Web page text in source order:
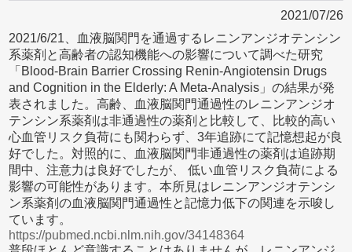
2021/07/26
2021/6/21、血液脳関門を通過するレニンアンジオテンシン
系薬剤と高齢者の認知機能への影響について調べた研究
「Blood-Brain Barrier Crossing Renin-Angiotensin Drugs
and Cognition in the Elderly: A Meta-Analysis」の結果が発
表されました。高齢、血液脳関門通過性のレニンアンジオ
テンシン系薬剤は非通過性の薬剤と比較して、比較的高い
心血管リスク負荷にも関わらず、3年追跡にて記憶想起が良
好でした。対照的に、血液脳関門非通過性の薬剤は追跡期
間中、注意力は良好でしたが、 低い血管リスク負荷による
影響の可能性があります。本所見はレニンアンジオテンシ
ン系薬剤の血液脳関門通過性と記憶力低下の関連を示唆し
ています。
https://pubmed.ncbi.nlm.nih.gov/34148364